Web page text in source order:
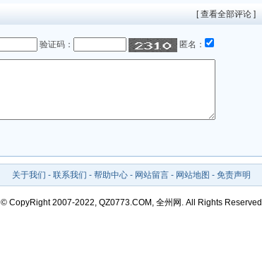
[ 查看全部评论 ]
验证码： 匿名：
关于我们 - 联系我们 - 帮助中心 - 网站留言 - 网站地图 - 免责声明
© CopyRight 2007-2022, QZ0773.COM, 全州网. All Rights Reserved